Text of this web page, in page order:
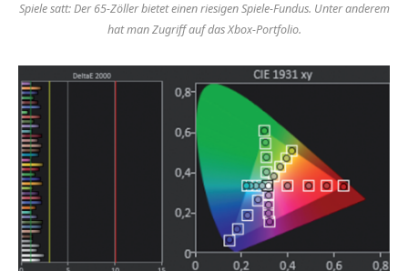
Spiele satt: Der 65-Zöller bietet einen riesigen Spiele-Fundus. Unter anderem
hat man Zugriff auf das Xbox-Portfolio.